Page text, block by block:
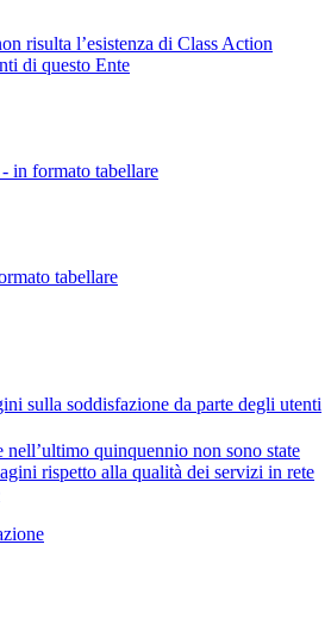
risulta l’esistenza di Class Action
di questo Ente
in formato tabellare
tabellare
sulla soddisfazione da parte degli utenti
nell’ultimo quinquennio non sono state
rispetto alla qualità dei servizi in rete